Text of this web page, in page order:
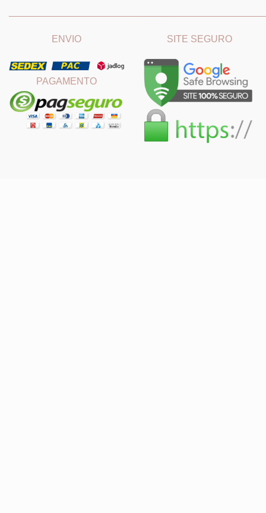
ENVIO
PAGAMENTO
SITE SEGURO